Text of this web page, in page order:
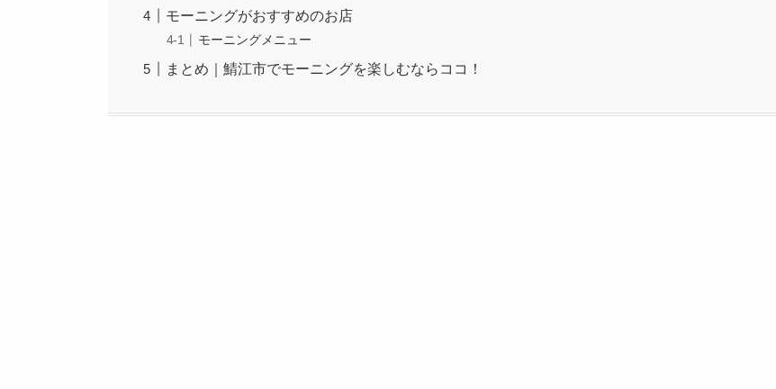
モーニングがおすすめのお店
モーニングメニュー
まとめ｜鯖江市でモーニングを楽しむならココ！